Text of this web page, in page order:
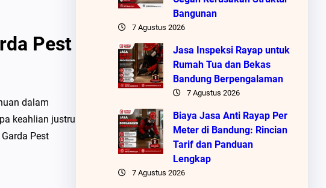
Pest
dalam
keahlian justru
Pest
Bangunan
7 Agustus 2026
Jasa Inspeksi Rayap untuk
Rumah Tua dan Bekas
Bandung Berpengalaman
7 Agustus 2026
Biaya Jasa Anti Rayap Per
Meter di Bandung: Rincian
Tarif dan Panduan
Lengkap
7 Agustus 2026